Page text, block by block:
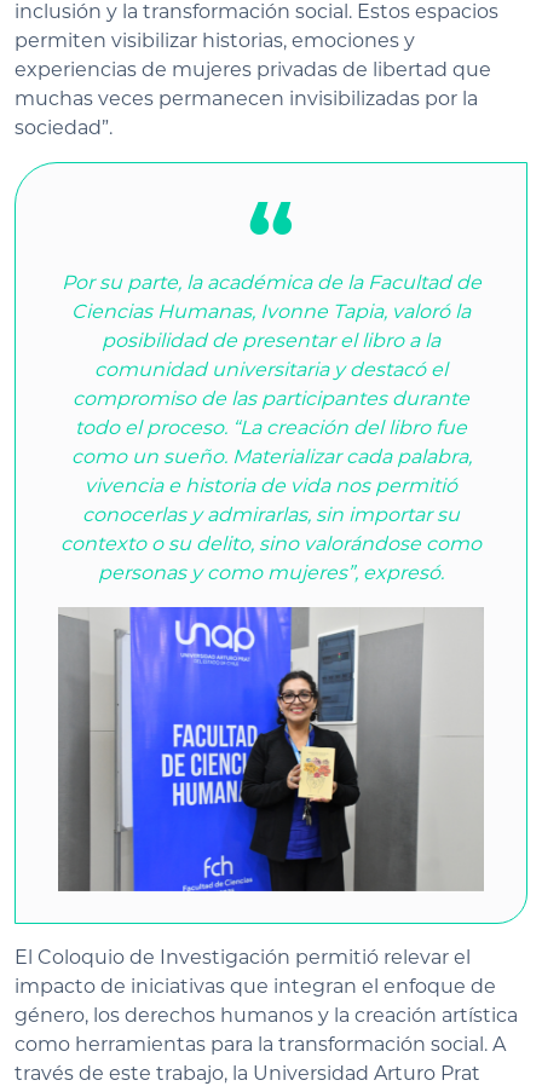
inclusión y la transformación social. Estos espacios
permiten visibilizar historias, emociones y
experiencias de mujeres privadas de libertad que
muchas veces permanecen invisibilizadas por la
sociedad”.
Por su parte, la académica de la Facultad de
Ciencias Humanas, Ivonne Tapia, valoró la
posibilidad de presentar el libro a la
comunidad universitaria y destacó el
compromiso de las participantes durante
todo el proceso. “La creación del libro fue
como un sueño. Materializar cada palabra,
vivencia e historia de vida nos permitió
conocerlas y admirarlas, sin importar su
contexto o su delito, sino valorándose como
personas y como mujeres”, expresó.
El Coloquio de Investigación permitió relevar el
impacto de iniciativas que integran el enfoque de
género, los derechos humanos y la creación artística
como herramientas para la transformación social. A
través de este trabajo, la Universidad Arturo Prat